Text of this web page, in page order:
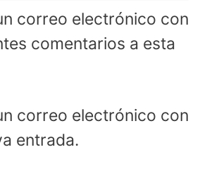
correo electrónico con
comentarios a esta
correo electrónico con
entrada.